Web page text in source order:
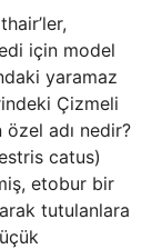
için model
yaramaz
Çizmeli
adı nedir?
catus)
etobur bir
tutulanlara